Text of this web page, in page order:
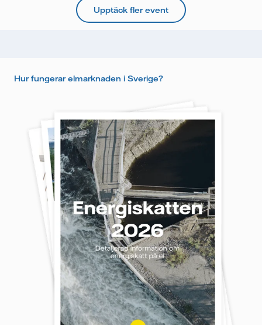
Upptäck fler event
Hur fungerar elmarknaden i Sverige?